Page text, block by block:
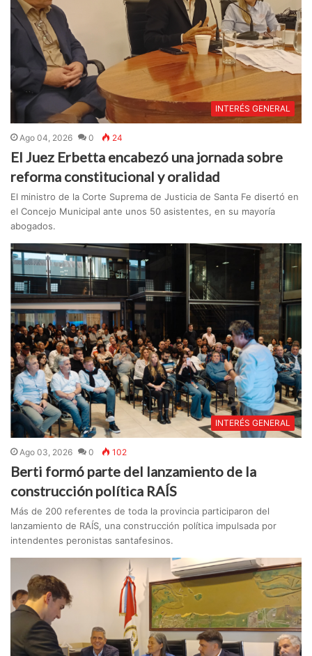
INTERÉS GENERAL
Ago 04, 2026 0 24
El Juez Erbetta encabezó una jornada sobre
reforma constitucional y oralidad
El ministro de la Corte Suprema de Justicia de Santa Fe disertó en
el Concejo Municipal ante unos 50 asistentes, en su mayoría
abogados.
INTERÉS GENERAL
Ago 03, 2026 0 102
Berti formó parte del lanzamiento de la
construcción política RAÍS
Más de 200 referentes de toda la provincia participaron del
lanzamiento de RAÍS, una construcción política impulsada por
intendentes peronistas santafesinos.